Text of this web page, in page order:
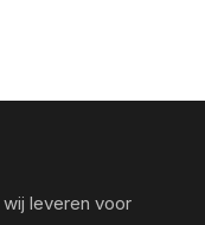
leveren voor